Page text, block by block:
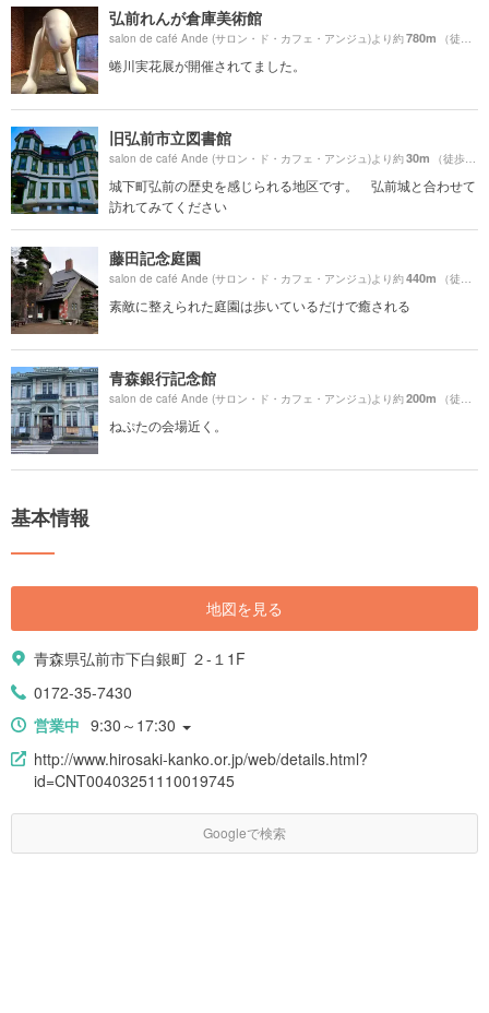
弘前れんが倉庫美術館
salon de café Ande (サロン・ド・カフェ・アンジュ)より約780m （徒歩14分）
蜷川実花展が開催されてました。
旧弘前市立図書館
salon de café Ande (サロン・ド・カフェ・アンジュ)より約30m （徒歩1分）
城下町弘前の歴史を感じられる地区です。 弘前城と合わせて
訪れてみてください
藤田記念庭園
salon de café Ande (サロン・ド・カフェ・アンジュ)より約440m （徒歩8分）
素敵に整えられた庭園は歩いているだけで癒される
青森銀行記念館
salon de café Ande (サロン・ド・カフェ・アンジュ)より約200m （徒歩4分）
ねぷたの会場近く。
基本情報
地図を見る
青森県弘前市下白銀町 ２-１1F
0172-35-7430
営業中 9:30～17:30
http://www.hirosaki-kanko.or.jp/web/details.html?
id=CNT00403251110019745
Googleで検索